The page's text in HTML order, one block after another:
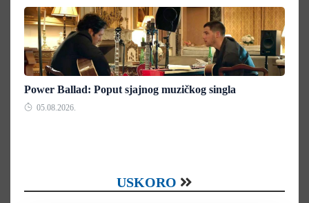
Power Ballad: Poput sjajnog muzičkog singla
05.08.2026.
USKORO